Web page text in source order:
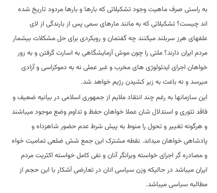
به راستی صرف ماهیت وجود تشکیلاتی که بارها و بارها مردود تاریخ شده
اند چیست؟ تشکیلاتی که به مانند مارهای سمی پس از بارندگی از لای
علفهای هرز سربلند میکنند چه گفتمان و رویکردی برای حل مشکلات بیشمار
مردم ایران دارند؟ ملتی را چون موش آزمایشگاهی به اسارت گرفتن و به زور
خواهان اجرای ایدئولوژی های مخرب و غیر عملی نه به دموکراسی و آزادی
میرسد و نه باعث به زیر کشیدن رژیم خواهد شد.
این سازمانها به رغم چند انتقاد ملایم از جمهوری اسلامی در بیانیه ضعیف و
فاقد تئوری و استدلال شان عملا خواهان حفظ و تداوم وضع موجود میباشند
و هرگونه تغییر و تحول را منوط به پیش شرط عدم حضور شاهزداه و
پادشاهی خواهان میداند. نقطه مشترک این جمع شش ضلعی تمامیت خواه
و مصادره گر اجرای خواسته ویرانگر آنان و نفی کامل خواسته اکثریت مردم
ایران میباشد در حالیکه وزن سیاسی انان در تعارضی آشکار با این حجم از
مطالبه سیاسی میباشد.